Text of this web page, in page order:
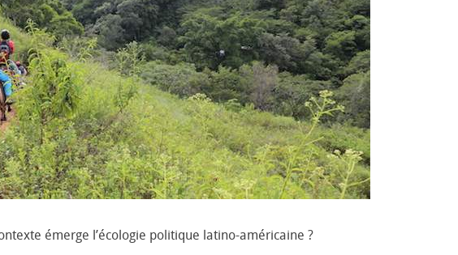
émerge l’écologie politique latino-américaine ?